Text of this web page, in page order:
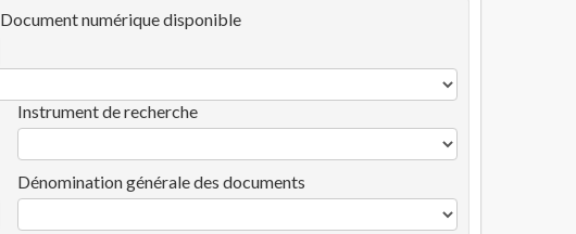
Document numérique disponible
Instrument de recherche
Dénomination générale des documents